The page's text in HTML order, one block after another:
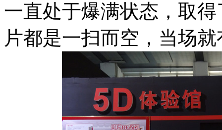
一直处于爆满状态，取
片都是一扫而空，当场